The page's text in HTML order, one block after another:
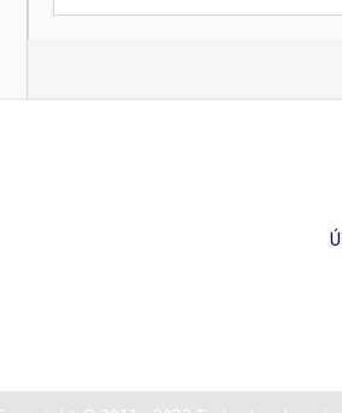
Que de
orden público estará
derecho